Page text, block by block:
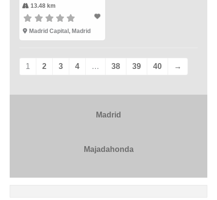
13.48 km
Madrid Capital, Madrid
1 2 3 4 … 38 39 40 →
Madrid
Majadahonda